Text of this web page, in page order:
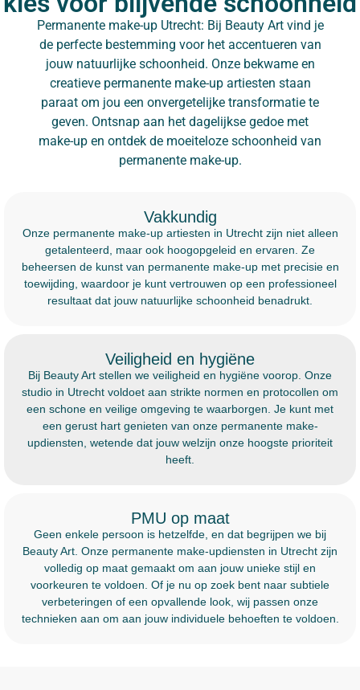
Permanente make-up Utrecht: Bij Beauty Art vind je
de perfecte bestemming voor het accentueren van
jouw natuurlijke schoonheid. Onze bekwame en
creatieve permanente make-up artiesten staan
paraat om jou een onvergetelijke transformatie te
geven. Ontsnap aan het dagelijkse gedoe met
make-up en ontdek de moeiteloze schoonheid van
permanente make-up.
Vakkundig
Onze permanente make-up artiesten in Utrecht zijn niet alleen
getalenteerd, maar ook hoogopgeleid en ervaren. Ze
beheersen de kunst van permanente make-up met precisie en
toewijding, waardoor je kunt vertrouwen op een professioneel
resultaat dat jouw natuurlijke schoonheid benadrukt.
Veiligheid en hygiëne
Bij Beauty Art stellen we veiligheid en hygiëne voorop. Onze
studio in Utrecht voldoet aan strikte normen en protocollen om
een schone en veilige omgeving te waarborgen. Je kunt met
een gerust hart genieten van onze permanente make-
updiensten, wetende dat jouw welzijn onze hoogste prioriteit
heeft.
PMU op maat
Geen enkele persoon is hetzelfde, en dat begrijpen we bij
Beauty Art. Onze permanente make-updiensten in Utrecht zijn
volledig op maat gemaakt om aan jouw unieke stijl en
voorkeuren te voldoen. Of je nu op zoek bent naar subtiele
verbeteringen of een opvallende look, wij passen onze
technieken aan om aan jouw individuele behoeften te voldoen.